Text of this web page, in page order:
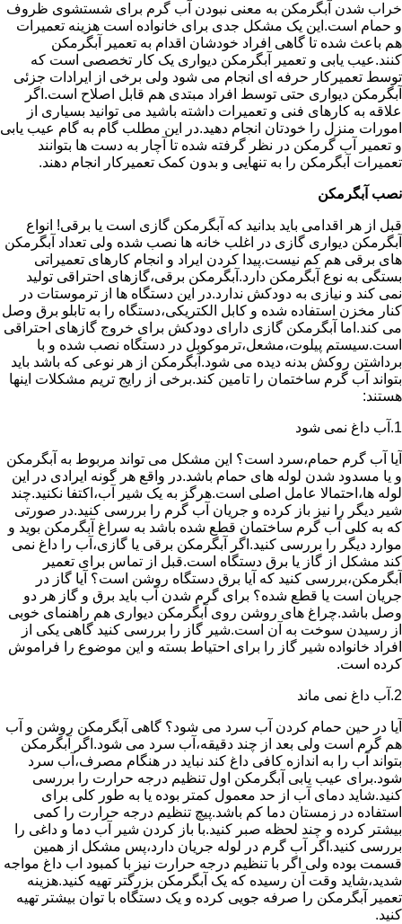
خراب شدن آبگرمکن به معنی نبودن آب گرم برای شستشوی ظروف
و حمام است.این یک مشکل جدی برای خانواده است هزینه تعمیرات
هم باعث شده تا گاهی افراد خودشان اقدام به تعمیر آبگرمکن
کنند.عیب یابی و تعمیر آبگرمکن دیواری یک کار تخصصی است که
توسط تعمیرکار حرفه ای انجام می شود ولی برخی از ایرادات جزئی
آبگرمکن دیواری حتی توسط افراد مبتدی هم قابل اصلاح است.اگر
علاقه به کارهای فنی و تعمیرات داشته باشید می توانید بسیاری از
امورات منزل را خودتان انجام دهید.در این مطلب گام به گام عیب یابی
و تعمیر آب گرمکن در نظر گرفته شده تا آچار به دست ها بتوانند
تعمیرات آبگرمکن را به تنهایی و بدون کمک تعمیرکار انجام دهند.
نصب آبگرمکن
قبل از هر اقدامی باید بدانید که آبگرمکن گازی است یا برقی! انواع
آبگرمکن دیواری گازی در اغلب خانه ها نصب شده ولی تعداد آبگرمکن
های برقی هم کم نیست.پیدا کردن ایراد و انجام کارهای تعمیراتی
بستگی به نوع آبگرمکن دارد.آبگرمکن برقی،گازهای احتراقی تولید
نمی کند و نیازی به دودکش ندارد.در این دستگاه ها از ترموستات در
کنار مخزن استفاده شده و کابل الکتریکی،دستگاه را به تابلو برق وصل
می کند.اما آبگرمکن گازی دارای دودکش برای خروج گازهای احتراقی
است.سیستم پیلوت،مشعل،ترموکوبل در دستگاه نصب شده و با
برداشتن روکش بدنه دیده می شود.آبگرمکن از هر نوعی که باشد باید
بتواند آب گرم ساختمان را تامین کند.برخی از رایج تریم مشکلات اینها
هستند:
1.آب داغ نمی شود
آیا آب گرم حمام،سرد است؟ این مشکل می تواند مربوط به آبگرمکن
و یا مسدود شدن لوله های حمام باشد.در واقع هر گونه ایرادی در این
لوله ها،احتمالا عامل اصلی است.هرگز به یک شیر آب،اکتفا نکنید.چند
شیر دیگر را نیز باز کرده و جریان آب گرم را بررسی کنید.در صورتی
که به کلی آب گرم ساختمان قطع شده باشد به سراغ آبگرمکن بوید و
موارد دیگر را بررسی کنید.اگر آبگرمکن برقی یا گازی،آب را داغ نمی
کند مشکل از گاز یا برق دستگاه است.قبل از تماس برای تعمیر
آبگرمکن،بررسی کنید که آیا برق دستگاه روشن است؟ آیا گاز در
جریان است یا قطع شده؟ برای گرم شدن آب باید برق و گاز هر دو
وصل باشد.چراغ های روشن روی آبگرمکن دیواری هم راهنمای خوبی
از رسیدن سوخت به آن است.شیر گاز را بررسی کنید گاهی یکی از
افراد خانواده شیر گاز را برای احتیاط بسته و این موضوع را فراموش
کرده است.
2.آب داغ نمی ماند
آیا در حین حمام کردن آب سرد می شود؟ گاهی آبگرمکن روشن و آب
هم گرم است ولی بعد از چند دقیقه،آب سرد می شود.اگر آبگرمکن
بتواند آب را به اندازه کافی داغ کند نباید در هنگام مصرف،آب سرد
شود.برای عیب یابی آبگرمکن اول تنظیم درجه حرارت را بررسی
کنید.شاید دمای آب از حد معمول کمتر بوده یا به طور کلی برای
استفاده در زمستان دما کم باشد.پیچ تنظیم درجه حرارت را کمی
بیشتر کرده و چند لحظه صبر کنید.با باز کردن شیر آب دما و داغی را
بررسی کنید.اگر آب گرم در لوله جریان دارد،پس مشکل از همین
قسمت بوده ولی اگر با تنظیم درجه حرارت نیز با کمبود اب داغ مواجه
شدید،شاید وقت آن رسیده که یک آبگرمکن بزرگتر تهیه کنید.هزینه
تعمیر آبگرمکن را صرفه جویی کرده و یک دستگاه با توان بیشتر تهیه
کنید.